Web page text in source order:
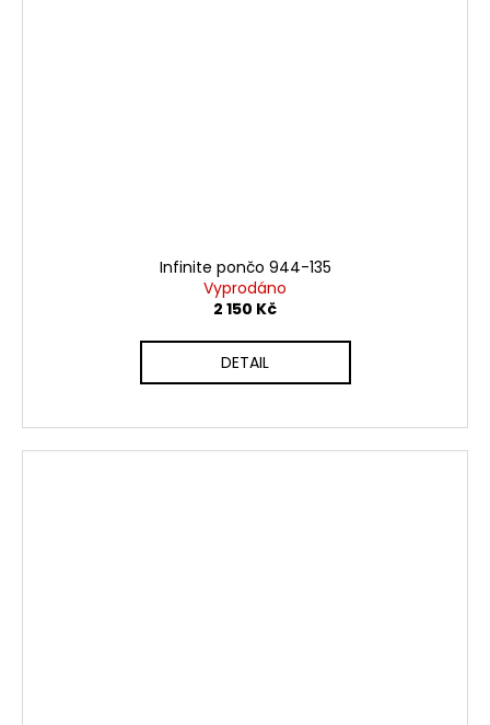
Infinite pončo 944-135
Vyprodáno
2 150 Kč
DETAIL